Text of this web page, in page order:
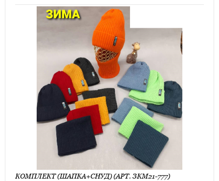
КОМПЛЕКТ (ШАПКА+СНУД) (АРТ. ЗКМ21-777)